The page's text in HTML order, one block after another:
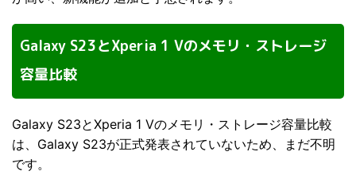
Galaxy S23とXperia 1 Vのメモリ・ストレージ
容量比較
Galaxy S23とXperia 1 Vのメモリ・ストレージ容量比較
は、Galaxy S23が正式発表されていないため、まだ不明
です。